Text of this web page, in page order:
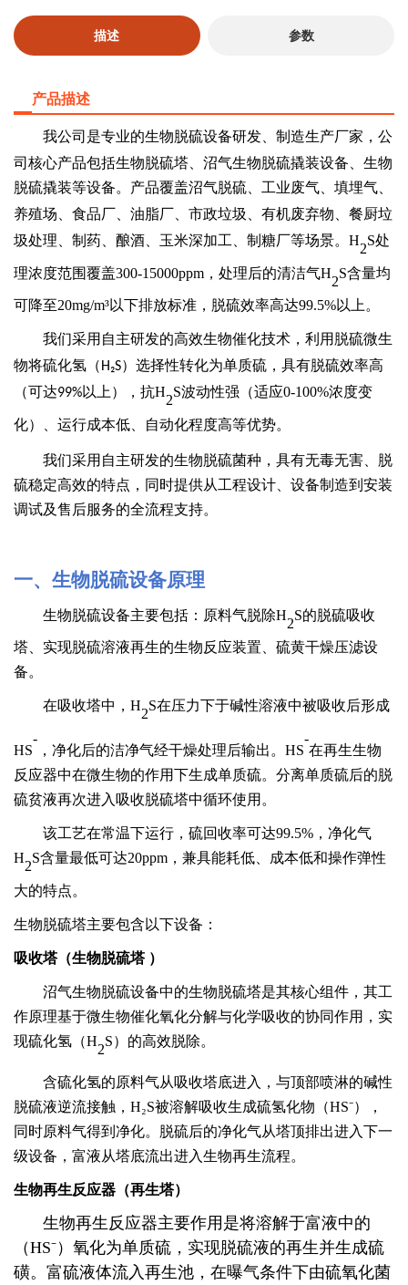
描述 参数
产品描述
我公司是专业的生物脱硫设备研发、制造生产厂家 ， 公
司核心产品包括生物脱硫塔、沼气生物脱硫撬装设备、生物
脱硫撬装等设备。 产品覆盖沼气脱硫 、工业废气
填埋气、
养殖场
食品厂、油脂厂、市政垃圾、有机废弃物、 餐厨垃
圾处理、制药、酿酒、玉米深加工、 制糖厂等场景。 H
2
S处
理浓度范围覆盖300-15000ppm，处理后的清洁气H
2
S含量均
可降至20mg/m³以下排放标准，脱硫效率高达99.5%以上。
我们采用 自主研发的高效生物催化技术，利用脱硫微生
物将硫化氢（ H₂S）选择性转化为单质硫，具有脱硫效率高
（可达99%以上） ，抗H
2
S波动性强（适应0-100%浓度变
化） 、运行成本低、自动化程度高等优势。
我们采用自主研发的生物脱硫菌种，具有无毒无害、脱
硫稳定高效的特点，同时提供从工程设计、设备制造到安装
调试及售后服务的全流程支持。
一、 生物脱硫设备原理
生物脱硫设备主要包括：原料气脱除H
2
S的脱硫吸收
塔、实现脱硫溶液再生的生物反应装置、硫黄干燥压滤设
备。
在吸收塔中， H
2
S在压力下于碱性溶液中被吸收后形成
HS
-
，净化后的洁净气经干燥处理后输出。 HS
-
在再生生物
反应器中在微生物的作用下生成单质硫。分离单质硫后的脱
硫贫液再次进入吸收脱硫塔中循环使用。
该工艺在常温下运行，硫回收率可达99.5%，净化气
H
2
S含量最低可达20ppm，兼具能耗低、成本低和操作弹性
大的特点。
生物脱硫塔主要包含以下设备：
吸收塔（生物脱硫塔 ）
沼气生物脱硫设备中的生物脱硫塔是其核心组件，其工
作原理基于微生物催化氧化分解与化学吸收的协同作用 ，实
现硫化氢（H
2
S）的高效脱除。
含硫化氢的原料气从吸收塔底进入， 与顶部喷淋的碱性
脱硫液逆流接触， H₂S被溶解吸收生成硫氢化物（HS⁻）
，
同时原料气得到净化。脱硫后的净化气从塔顶排出进入下一
级设备，富液从塔底流出进入生物再生流程。
生物再生反应器（再生塔）
生物再生反应器主要作用是将溶解于富液中的
（HS⁻）氧化为单质硫，实现脱硫液的再生并生成硫
磺。 富硫液体流入再生池，在曝气条件下由硫氧化菌